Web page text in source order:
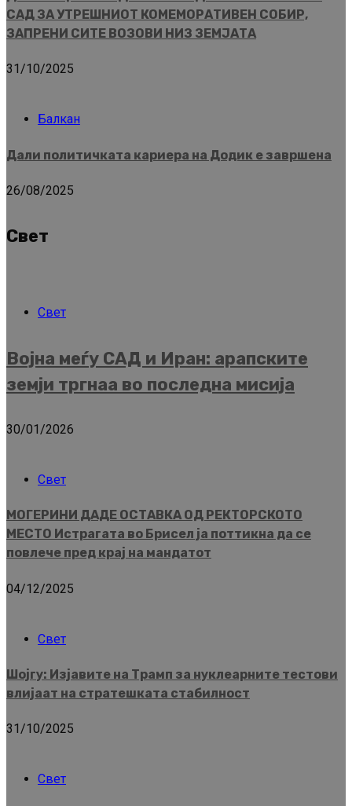
САД ЗА УТРЕШНИОТ КОМЕМОРАТИВЕН СОБИР,
ЗАПРЕНИ СИТЕ ВОЗОВИ НИЗ ЗЕМЈАТА
31/10/2025
Балкан
Дали политичката кариера на Додик е завршена
26/08/2025
Свет
Свет
Војна меѓу САД и Иран: арапските
земји тргнаа во последна мисија
30/01/2026
Свет
МОГЕРИНИ ДАДЕ ОСТАВКА ОД РЕКТОРСКОТО
МЕСТО Истрагата во Брисел ја поттикна да се
повлече пред крај на мандатот
04/12/2025
Свет
Шојгу: Изјавите на Трамп за нуклеарните тестови
влијаат на стратешката стабилност
31/10/2025
Свет